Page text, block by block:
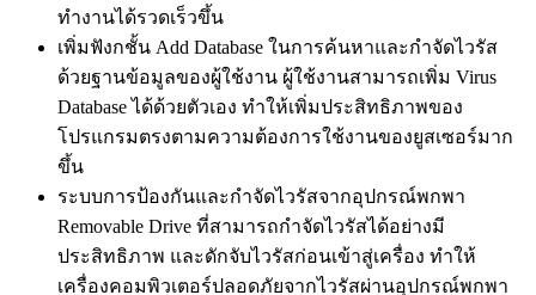
ทำงานได้รวดเร็วขึ้น
เพิ่มฟังกชั้น Add Database ในการค้นหาและกำจัดไวรัส
ด้วยฐานข้อมูลของผู้ใช้งาน ผู้ใช้งานสามารถเพิ่ม Virus
Database ได้ด้วยตัวเอง ทำให้เพิ่มประสิทธิภาพของ
โปรแกรมตรงตามความต้องการใช้งานของยูสเซอร์มาก
ขึ้น
ระบบการป้องกันและกำจัดไวรัสจากอุปกรณ์พกพา
Removable Drive ที่สามารถกำจัดไวรัสได้อย่างมี
ประสิทธิภาพ และดักจับไวรัสก่อนเข้าสู่เครื่อง ทำให้
เครื่องคอมพิวเตอร์ปลอดภัยจากไวรัสผ่านอุปกรณ์พกพา